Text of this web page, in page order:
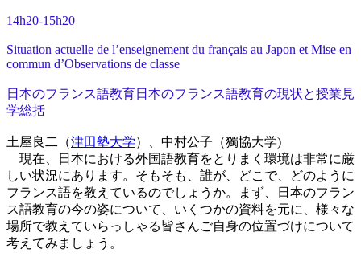
14h20-15h20
Situation actuelle de l’enseignement du français au Japon et Mise en
commun d’Observations de classe
日本のフランス語教育日本のフランス語教育の現状と授業見
学総括
土屋良二（津田塾大学）、中村公子（獨協大学)
現在、日本における外国語教育をとりまく環境は非常に厳
しい状況にあります。そもそも、誰が、どこで、どのように
フランス語を教えているのでしょうか。まず、日本のフラン
ス語教育の今の姿について、いくつかの資料を元に、様々な
場所で教えていらっしゃる皆さんご自身の位置づけについて
考えてみましょう。